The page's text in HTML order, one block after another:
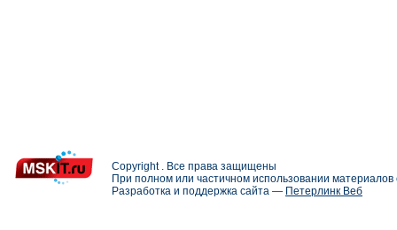
Copyright . Все права защищены
При полном или частичном использовании
Разработка и поддержка сайта — Петерлинк Веб